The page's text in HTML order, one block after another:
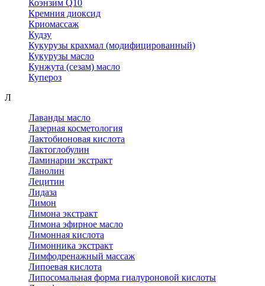
Коэнзим Q10
Кремния диоксид
Криомассаж
Кудзу
Кукурузы крахмал (модифицированный)
Кукурузы масло
Кунжута (сезам) масло
Купероз
Л
Лаванды масло
Лазерная косметология
Лактобионовая кислота
Лактоглобулин
Ламинарии экстракт
Ланолин
Лецитин
Лидаза
Лимон
Лимона экстракт
Лимона эфирное масло
Лимонная кислота
Лимонника экстракт
Лимфодренажный массаж
Липоевая кислота
Липосомальная форма гиалуроновой кислоты